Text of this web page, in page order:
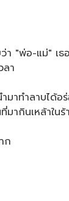
า "พ่อ-แม่" เ
า
มาทำลาบไ
ากินเหล้าในร้
ก